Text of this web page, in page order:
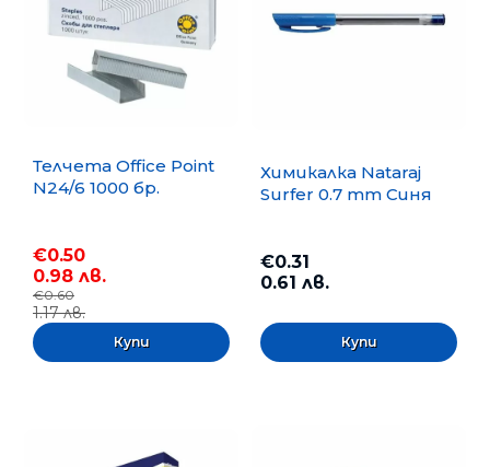
Телчета Office Point
N24/6 1000 бр.
€0.50
0.98 лв.
€0.60
1.17 лв.
Химикалка Nataraj
Surfer 0.7 mm Синя
€0.31
0.61 лв.